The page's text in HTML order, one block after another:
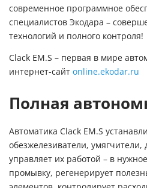
современное программное
специалистов Экодара –
технологий и полного контроля!
Clack EM.S – первая в мире
интернет-сайт online.ekodar.ru
Полная
Автоматика Clack EM.S
обезжелезиватели, умягчители,
управляет их работой – в
промывку, регенерирует